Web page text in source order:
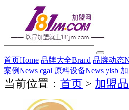
首页Home 品牌大全Brand 品牌动态
案例News cgal 原料设备News ylsb
当前位置： 首页 > 加盟